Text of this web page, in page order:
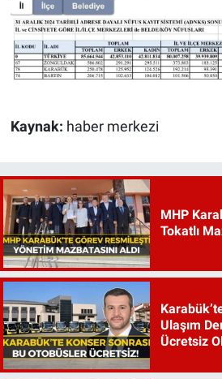
Kaynak: haber merkezi
MHP
Tokatlı
Ulaşım
Ücretsiz